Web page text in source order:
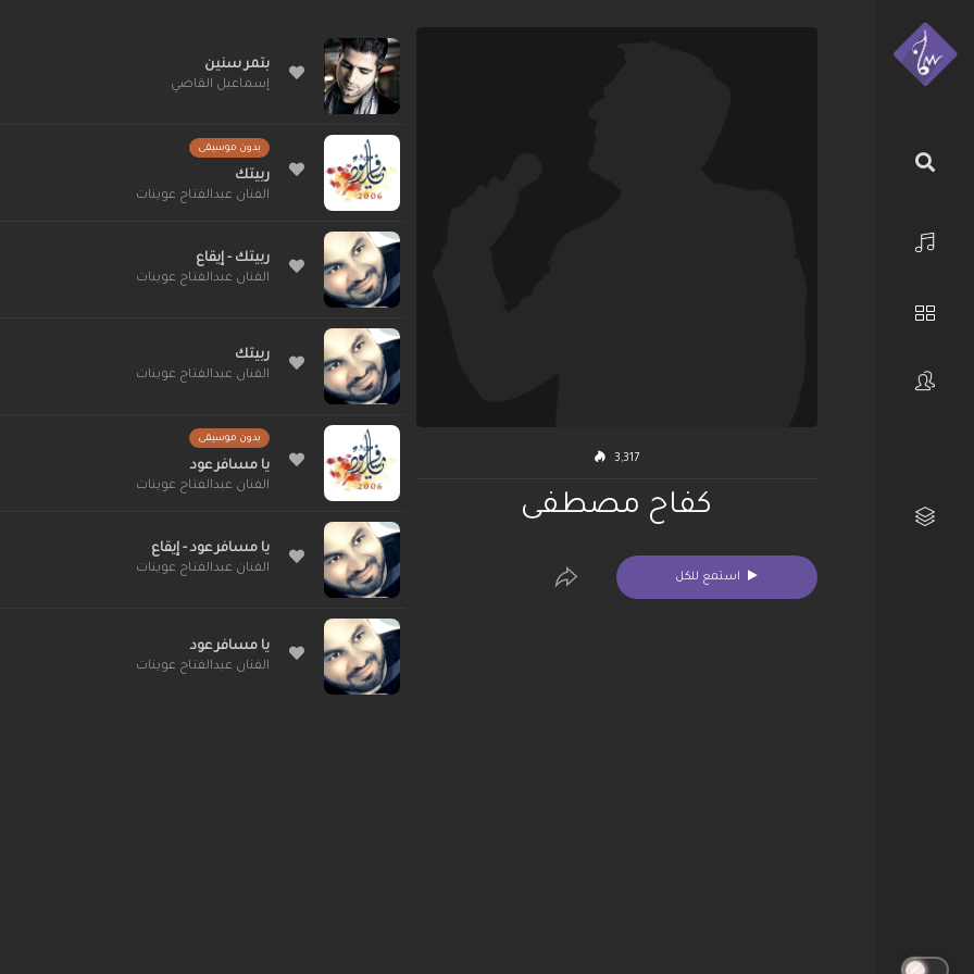
استكشف
3,317
كفاح مصطفى
استمع للكل
بتمر سنين
إسماعيل القاضي
بدون موسيقى
ربيتك
الفنان عبدالفتاح عوينات
ربيتك - إيقاع
الفنان عبدالفتاح عوينات
ربيتك
الفنان عبدالفتاح عوينات
بدون موسيقى
يا مسافر عود
الفنان عبدالفتاح عوينات
يا مسافر عود - إيقاع
الفنان عبدالفتاح عوينات
يا مسافر عود
الفنان عبدالفتاح عوينات